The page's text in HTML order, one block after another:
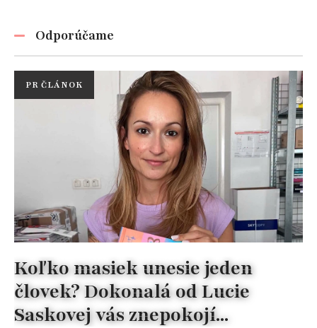
Odporúčame
PR ČLÁNOK
Koľko masiek unesie jeden
človek? Dokonalá od Lucie
Saskovej vás znepokojí...